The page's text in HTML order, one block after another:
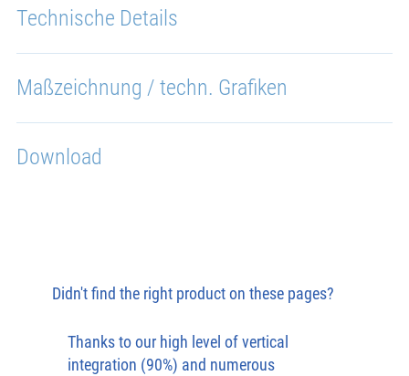
Technische Details
Maßzeichnung / techn. Grafiken
Download
Didn't find the right product on these pages?
Thanks to our high level of vertical
integration (90%) and numerous